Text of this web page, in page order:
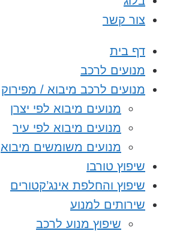
צור קשר
דף בית
מנועים לרכב
מנועים לרכב מיבוא / מפירוק
מנועים מיבוא לפי יצרן
מנועים מיבוא לפי עיר
מנועים משומשים מיבוא
שיפוץ טורבו
שיפוץ והחלפת אינג’קטורים
שירותים למנוע
שיפוץ מנוע לרכב